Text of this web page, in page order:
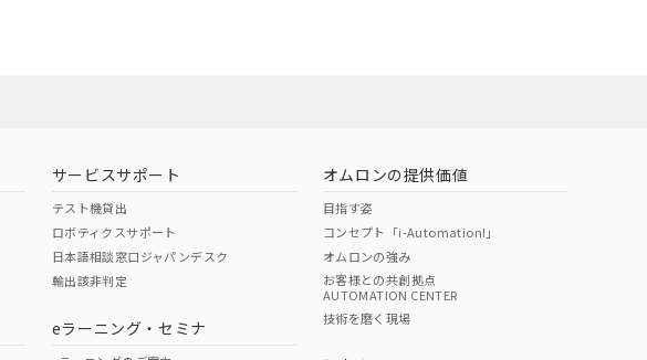
品の規格認証/適合状況ページへ
らのページからご検索ください
サービスサポート
テスト機貸出
ロボティクスサポート
日本語相談窓口ジャパンデスク
輸出該非判定
eラーニング・セミナ
オムロンの提供価値
目指す姿
コンセプト「i-Automation!」
オムロンの強み
お客様との共創拠点
AUTOMATION CENTER
技術を磨く現場